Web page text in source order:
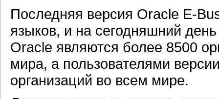
Последняя версия Oracle E-
языков, и на сегодняшний
Oracle являются более 8500
мира, а пользователями
организаций во всем мире.